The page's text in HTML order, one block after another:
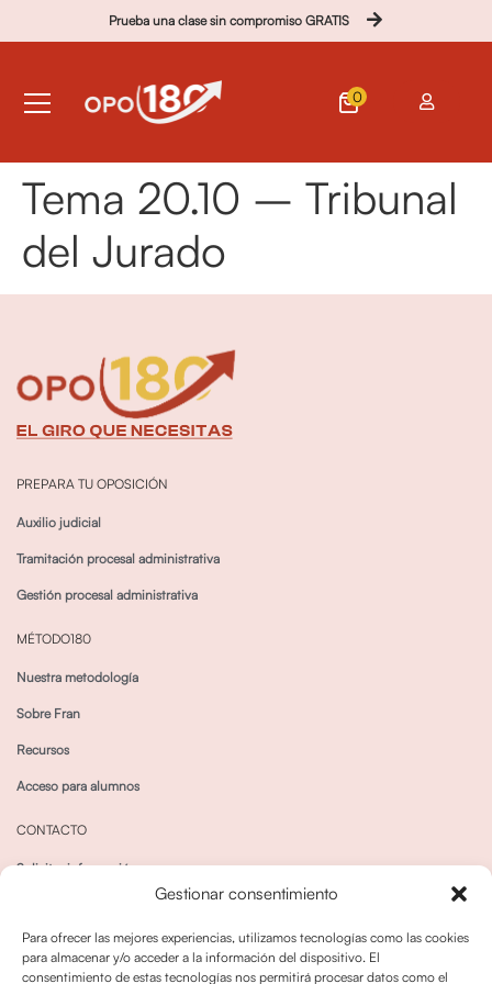
Gestionar consentimiento
Para ofrecer las mejores experiencias, utilizamos tecnologías como las cookies
para almacenar y/o acceder a la información del dispositivo. El
consentimiento de estas tecnologías nos permitirá procesar datos como el
Prueba una clase sin compromiso GRATIS
0
Tema 20.10 – Tribunal
del Jurado
PREPARA TU OPOSICIÓN
Auxilio judicial
Tramitación procesal administrativa
Gestión procesal administrativa
MÉTODO180
Nuestra metodología
Sobre Fran
Recursos
Acceso para alumnos
CONTACTO
Solicitar información